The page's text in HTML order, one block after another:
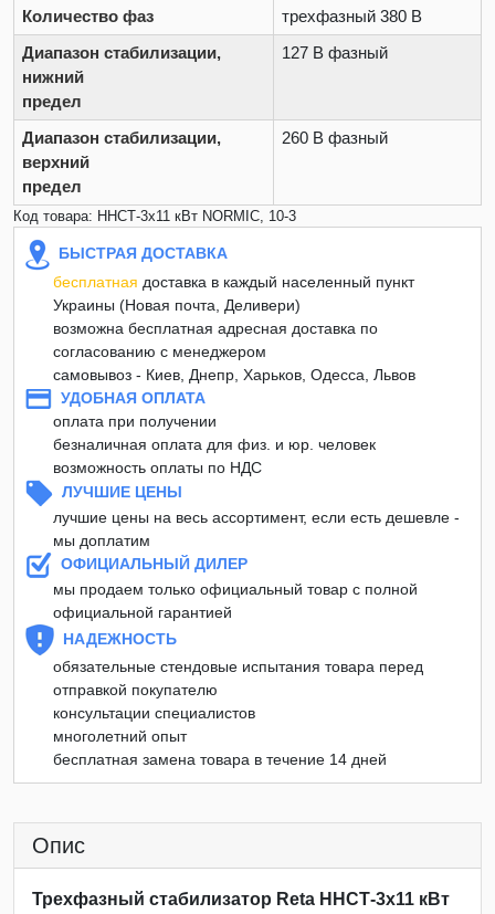
Количество фаз
трехфазный 380 В
Диапазон стабилизации,
нижний
предел
127 В фазный
Диапазон стабилизации,
верхний
предел
260 В фазный
Код товара: ННСТ-3х11 кВт NORMIC, 10-3
БЫСТРАЯ ДОСТАВКА
бесплатная доставка в каждый населенный пункт
Украины (Новая почта, Деливери)
возможна бесплатная адресная доставка по
согласованию с менеджером
самовывоз - Киев, Днепр, Харьков, Одесса, Львов
УДОБНАЯ ОПЛАТА
оплата при получении
безналичная оплата для физ. и юр. человек
возможность оплаты по НДС
ЛУЧШИЕ ЦЕНЫ
лучшие цены на весь ассортимент, если есть дешевле -
мы доплатим
ОФИЦИАЛЬНЫЙ ДИЛЕР
мы продаем только официальный товар с полной
официальной гарантией
НАДЕЖНОСТЬ
обязательные стендовые испытания товара перед
отправкой покупателю
консультации специалистов
многолетний опыт
бесплатная замена товара в течение 14 дней
Опис
Трехфазный стабилизатор Reta ННСТ-3х11 кВт